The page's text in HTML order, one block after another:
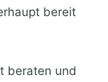
bereit
beraten und